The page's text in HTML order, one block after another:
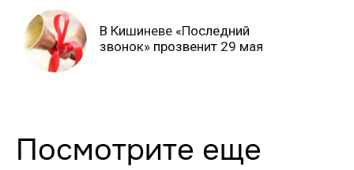
В Кишиневе «Последний
звонок» прозвенит 29 мая
Посмотрите еще